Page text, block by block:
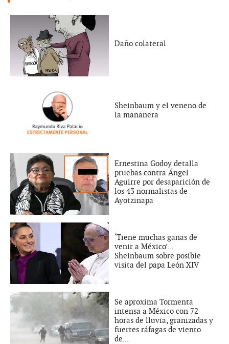
Daño colateral
Sheinbaum y el veneno de
la mañanera
Ernestina Godoy detalla
pruebas contra Ángel
Aguirre por desaparición de
los 43 normalistas de
Ayotzinapa
‘Tiene muchas ganas de
venir a México’...
Sheinbaum sobre posible
visita del papa León XIV
Se aproxima Tormenta
intensa a México con 72
horas de lluvia, granizadas y
fuertes ráfagas de viento
de...